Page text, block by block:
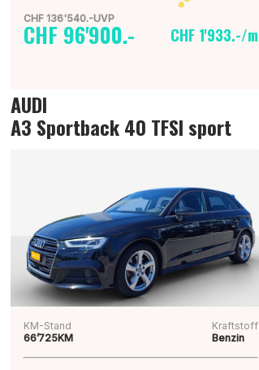
CHF 136'540.-UVP
CHF 96'900.- CHF 1'933.-/m
AUDI
A3 Sportback 40 TFSI sport
KM-Stand
66’725KM
Kraftstoff
Benzin